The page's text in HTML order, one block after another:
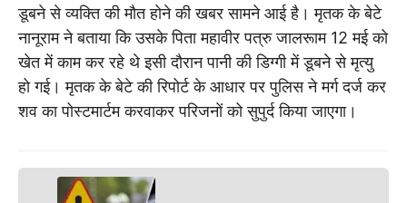
डूबने से व्यक्ति की मौत होने की खबर सामने आई है। मृतक के बेटे
नानूराम ने बताया कि उसके पिता महावीर पत्रु जालरूाम 12 मई को
खेत में काम कर रहे थे इसी दौरान पानी की डिग्गी में डूबने से मृत्यु
हो गई। मृतक के बेटे की रिपोर्ट के आधार पर पुलिस ने मर्ग दर्ज कर
शव का पोस्टमार्टम करवाकर परिजनों को सुपुर्द किया जाएगा।